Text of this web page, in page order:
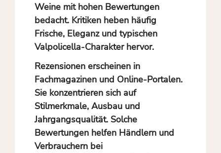
Weine mit hohen Bewertungen
bedacht. Kritiken heben häufig
Frische, Eleganz und typischen
Valpolicella-Charakter hervor.
Rezensionen erscheinen in
Fachmagazinen und Online-Portalen.
Sie konzentrieren sich auf
Stilmerkmale, Ausbau und
Jahrgangsqualität. Solche
Bewertungen helfen Händlern und
Verbrauchern bei